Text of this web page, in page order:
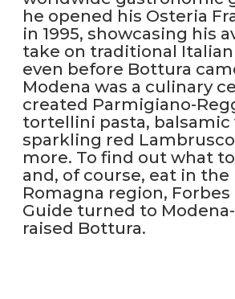
he opened his Osteria
in 1995, showcasing his
take on traditional
even before Bottura
Modena was a culinary
created Parmigiano-
tortellini pasta, balsamic
sparkling red
more. To find out what
and, of course, eat in the
Romagna region, Forbes
Guide turned to
raised Bottura.